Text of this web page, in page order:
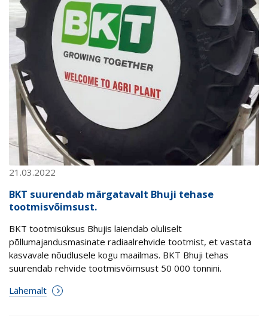
21.03.2022
BKT suurendab märgatavalt Bhuji tehase
tootmisvõimsust.
BKT tootmisüksus Bhujis laiendab oluliselt
põllumajandusmasinate radiaalrehvide tootmist, et vastata
kasvavale nõudlusele kogu maailmas. BKT Bhuji tehas
suurendab rehvide tootmisvõimsust 50 000 tonnini.
Lähemalt